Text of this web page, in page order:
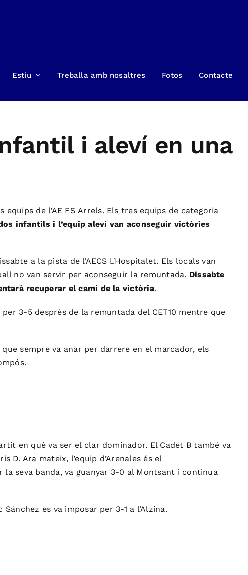
Estiu Treballa amb nosaltres Fotos Contacte
i aleví en una
de l’AE FSArrels. Els tres equips de categoria
infantils i l’equip aleví van aconseguir victòries
a la pista de l’AECS L’Hospitalet. Els locals van
no van servir per aconseguir la remuntada. Dissabte
recuperar el camí de la victòria.
3-5 després de la remuntada del CET10 mentre que
que sempre va anar per darrere en el marcador, els
en què va ser el clar dominador. El Cadet B també va
D. Ara mateix, l’equip d’Arenales és el
la seva banda, va guanyar 3-0 al Montsant i continua
es va imposar per 3-1 a l’Alzina.